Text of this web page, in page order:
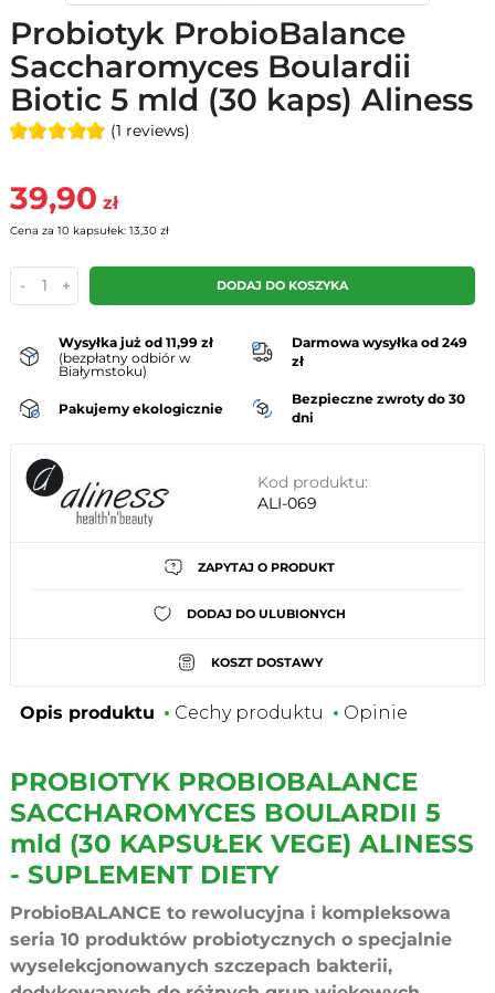
Probiotyk ProbioBalance
Saccharomyces Boulardii
Biotic 5 mld (30 kaps) Aliness
(1 reviews)
39,90 zł
Cena za 10 kapsułek: 13,30 zł
- + DODAJ DO KOSZYKA
Wysyłka już od 11,99 zł
(bezpłatny odbiór w
Białymstoku)
Darmowa wysyłka od 249
zł
Pakujemy ekologicznie
Bezpieczne zwroty do 30
dni
Kod produktu:
ALI-069
ZAPYTAJ O PRODUKT
DODAJ DO ULUBIONYCH
KOSZT DOSTAWY
Opis produktu Cechy produktu Opinie
PROBIOTYK PROBIOBALANCE
SACCHAROMYCES BOULARDII 5
mld (30 KAPSUŁEK VEGE) ALINESS
- SUPLEMENT DIETY
ProbioBALANCE to rewolucyjna i kompleksowa
seria 10 produktów probiotycznych o specjalnie
wyselekcjonowanych szczepach bakterii,